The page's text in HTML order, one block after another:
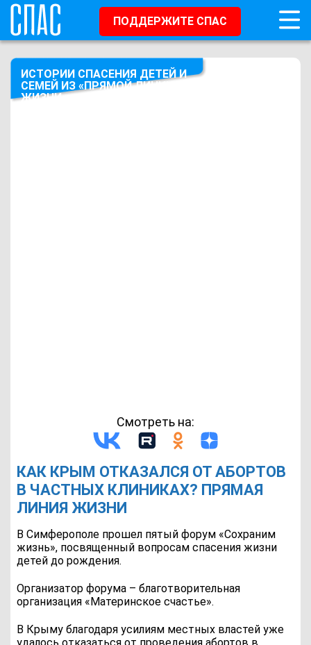
ПОДДЕРЖИТЕ СПАС
ИСТОРИИ СПАСЕНИЯ ДЕТЕЙ И
СЕМЕЙ ИЗ «ПРЯМОЙ ЛИНИИ
ЖИЗНИ»
Смотреть на:
КАК КРЫМ ОТКАЗАЛСЯ ОТ АБОРТОВ
В ЧАСТНЫХ КЛИНИКАХ? ПРЯМАЯ
ЛИНИЯ ЖИЗНИ
В Симферополе прошел пятый форум «Сохраним
жизнь», посвященный вопросам спасения жизни
детей до рождения.
Организатор форума – благотворительная
организация «Материнское счастье».
В Крыму благодаря усилиям местных властей уже